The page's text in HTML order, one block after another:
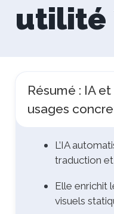
utilité
Résumé : IA
usages
L’IA
traduction
Elle enrichit
visuels